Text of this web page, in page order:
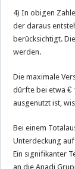
4) In obigen
der daraus
berücksichtigt.
werden.
Die maximale
dürfte bei etwa €
ausgenutzt ist,
Bei einem
Unterdeckung
Ein signifikanter
an die Anadi